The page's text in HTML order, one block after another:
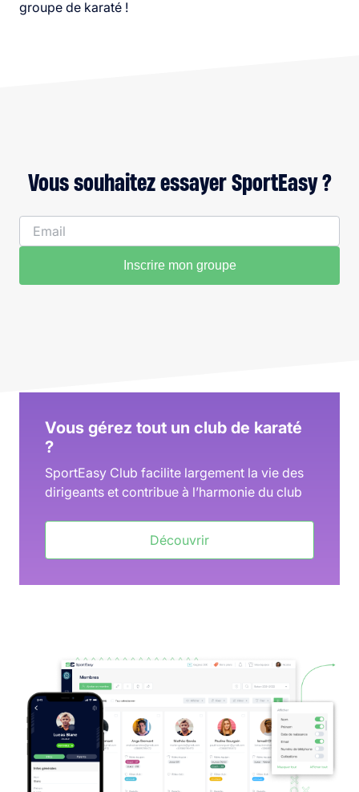
groupe de karaté !
Vous souhaitez essayer SportEasy ?
Inscrire mon groupe
Vous gérez tout un club de karaté
?
SportEasy Club facilite largement la vie des
dirigeants et contribue à l’harmonie du club
Découvrir